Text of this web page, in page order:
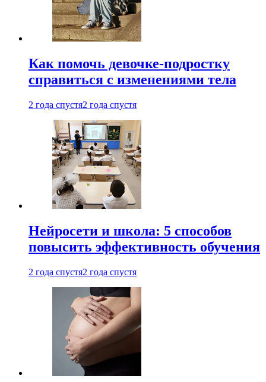
Как помочь девочке-подростку
справиться с изменениями тела
2 года спустя2 года спустя
Нейросети и школа: 5 способов
повысить эффективность обучения
2 года спустя2 года спустя